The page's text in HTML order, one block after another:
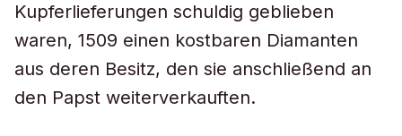
Kupferlieferungen schuldig geblieben
waren, 1509 einen kostbaren Diamanten
aus deren Besitz, den sie anschließend an
den Papst weiterverkauften.